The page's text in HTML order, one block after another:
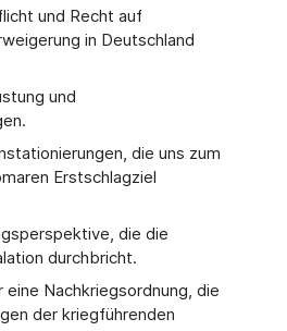
und Recht auf
in Deutschland
und
die uns zum
Erstschlagziel
die die
durchbricht.
eine Nachkriegsordnung, die
der kriegführenden